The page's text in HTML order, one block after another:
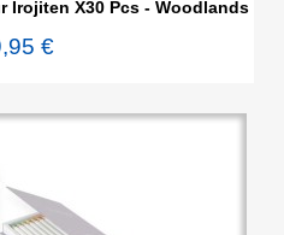
Irojiten X30 Pcs - Woodlands
€